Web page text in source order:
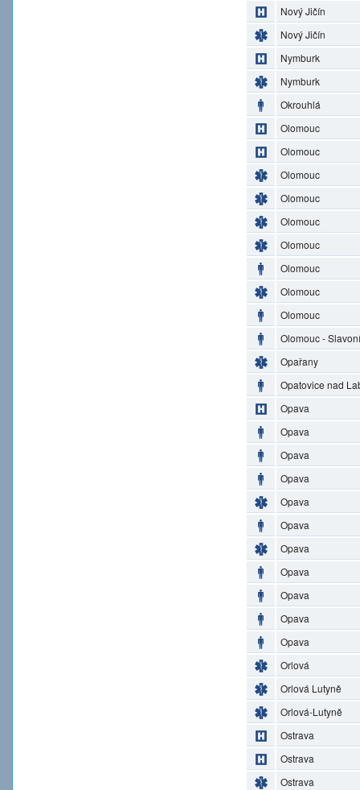
Nový Jičín
Nový Jičín
Nymburk
Nymburk
Okrouhlá
Olomouc
Olomouc
Olomouc
Olomouc
Olomouc
Olomouc
Olomouc
Olomouc
Olomouc
Olomouc -
Opařany
Opatovice nad
Opava
Opava
Opava
Opava
Opava
Opava
Opava
Opava
Opava
Opava
Opava
Orlová
Orlová Lutyně
Orlová-Lutyně
Ostrava
Ostrava
Ostrava